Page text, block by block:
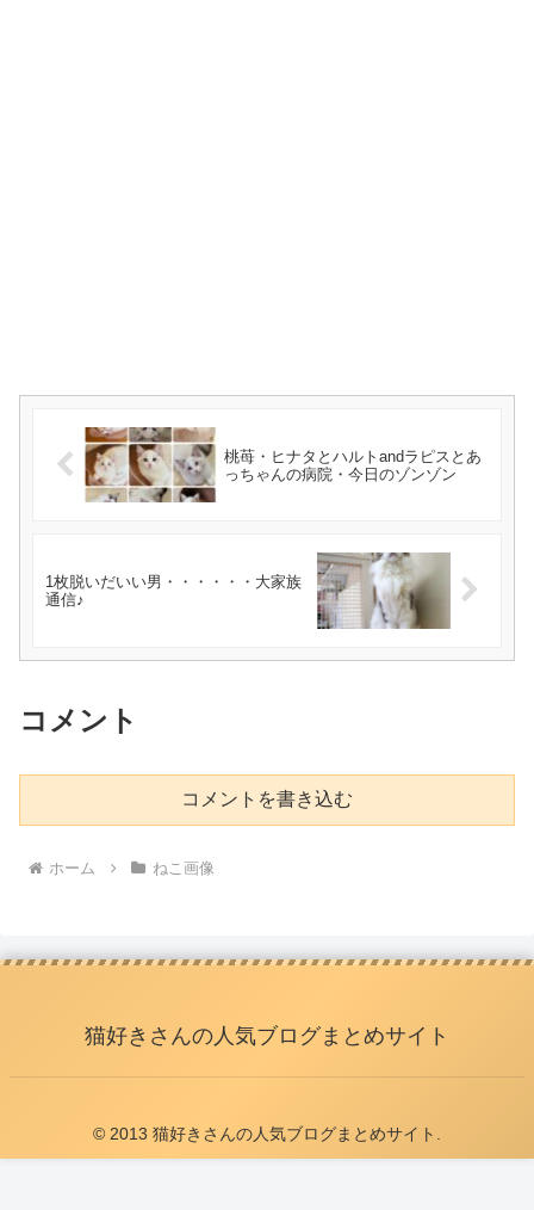
桃苺・ヒナタとハルトandラピスとあ
っちゃんの病院・今日のゾンゾン
1枚脱いだいい男・・・・・・大家族
通信♪
コメント
コメントを書き込む
ホーム ねこ画像
猫好きさんの人気ブログまとめサイト
© 2013 猫好きさんの人気ブログまとめサイト.